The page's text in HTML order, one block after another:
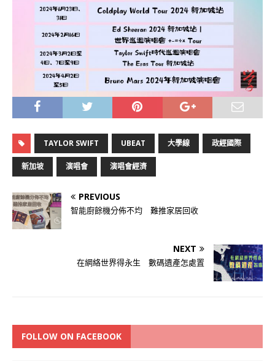
TAYLOR SWIFT UBEAT 大學線 政經國際
新加坡 演唱會 演唱會經濟
PREVIOUS
智能廚餘機分佈不均 難推家居回收
NEXT
在網絡世界得永生 數碼遺產怎處置
FOLLOW ON FACEBOOK